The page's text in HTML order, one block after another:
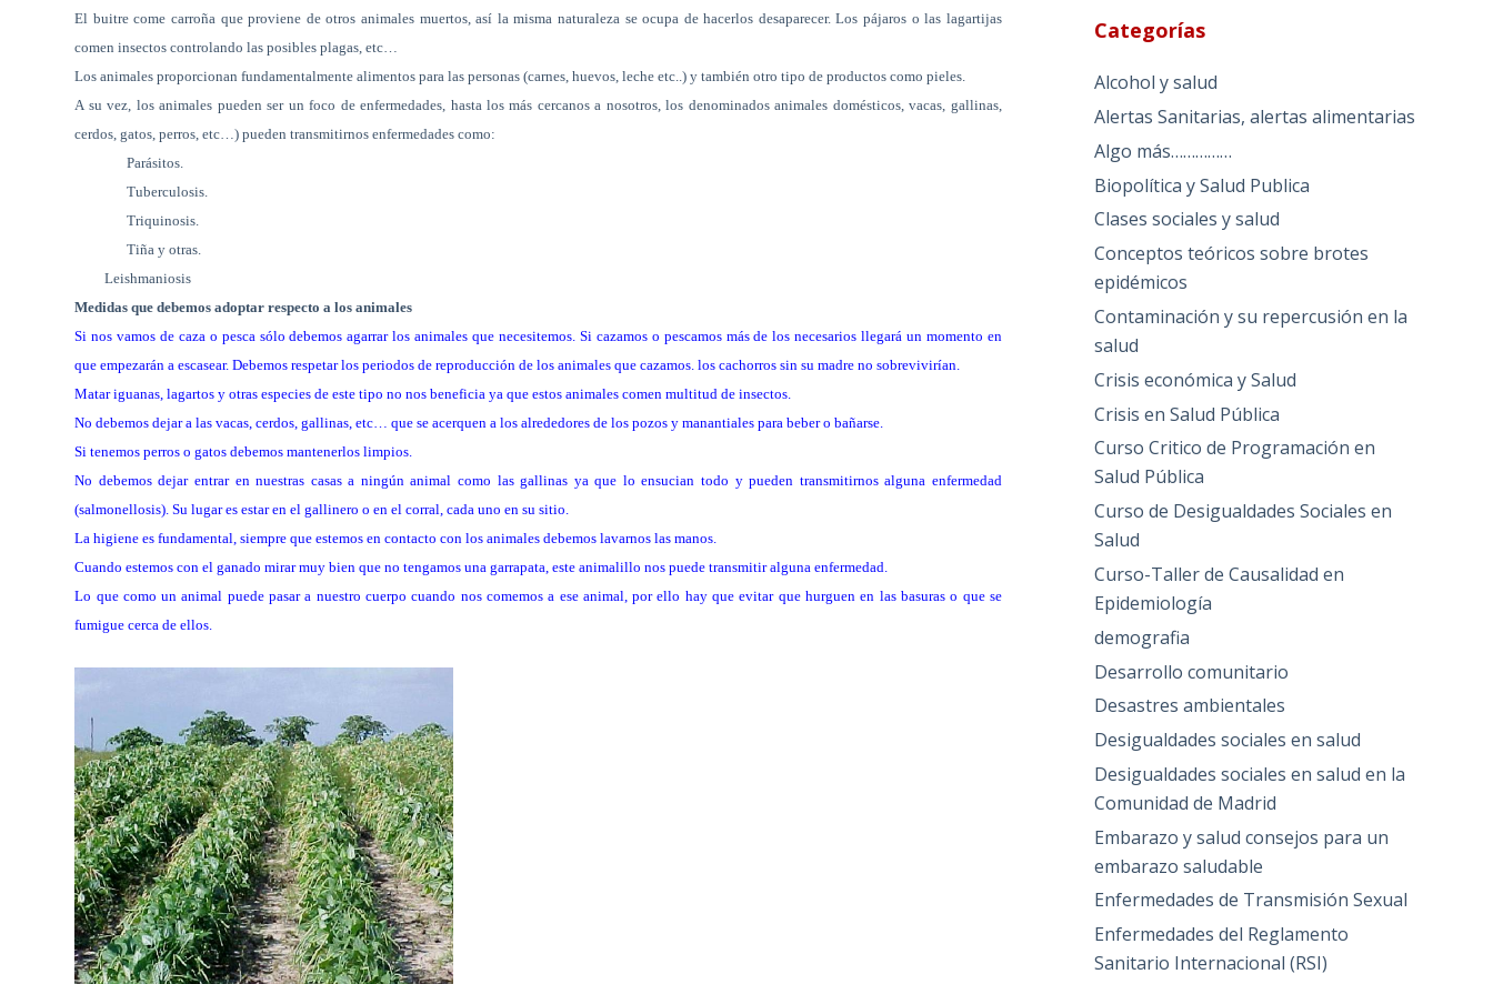
El buitre come carroña que proviene de otros animales muertos, así la misma naturaleza se ocupa de hacerlos desaparecer. Los pájaros o las lagartijas
comen insectos controlando las posibles plagas, etc…
Los animales proporcionan fundamentalmente alimentos para las personas (carnes, huevos, leche etc..) y también otro tipo de productos como pieles.
A su vez, los animales pueden ser un foco de enfermedades, hasta los más cercanos a nosotros, los denominados animales domésticos, vacas, gallinas,
cerdos, gatos, perros, etc…) pueden transmitirnos enfermedades como:
Parásitos.
Tuberculosis.
Triquinosis.
Tiña y otras.
Leishmaniosis
Medidas que debemos adoptar respecto a los animales
Si nos vamos de caza o pesca sólo debemos agarrar los animales que necesitemos. Si cazamos o pescamos más de los necesarios llegará un momento en
que empezarán a escasear. Debemos respetar los periodos de reproducción de los animales que cazamos. los cachorros sin su madre no sobrevivirían.
Matar iguanas, lagartos y otras especies de este tipo no nos beneficia ya que estos animales comen multitud de insectos.
No debemos dejar a las vacas, cerdos, gallinas, etc… que se acerquen a los alrededores de los pozos y manantiales para beber o bañarse.
Si tenemos perros o gatos debemos mantenerlos limpios.
No debemos dejar entrar en nuestras casas a ningún animal como las gallinas ya que lo ensucian todo y pueden transmitirnos alguna enfermedad
(salmonellosis). Su lugar es estar en el gallinero o en el corral, cada uno en su sitio.
La higiene es fundamental, siempre que estemos en contacto con los animales debemos lavarnos las manos.
Cuando estemos con el ganado mirar muy bien que no tengamos una garrapata, este animalillo nos puede transmitir alguna enfermedad.
Lo que como un animal puede pasar a nuestro cuerpo cuando nos comemos a ese animal, por ello hay que evitar que hurguen en las basuras o que se
fumigue cerca de ellos.
Categorías
Alcohol y salud
Alertas Sanitarias, alertas alimentarias
Algo más……………
Biopolítica y Salud Publica
Clases sociales y salud
Conceptos teóricos sobre brotes
epidémicos
Contaminación y su repercusión en la
salud
Crisis económica y Salud
Crisis en Salud Pública
Curso Critico de Programación en
Salud Pública
Curso de Desigualdades Sociales en
Salud
Curso-Taller de Causalidad en
Epidemiología
demografia
Desarrollo comunitario
Desastres ambientales
Desigualdades sociales en salud
Desigualdades sociales en salud en la
Comunidad de Madrid
Embarazo y salud consejos para un
embarazo saludable
Enfermedades de Transmisión Sexual
Enfermedades del Reglamento
Sanitario Internacional (RSI)